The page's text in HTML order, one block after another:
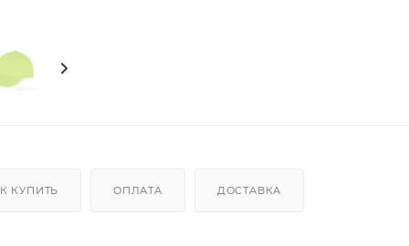
КУПИТЬ ОПЛАТА ДОСТАВКА